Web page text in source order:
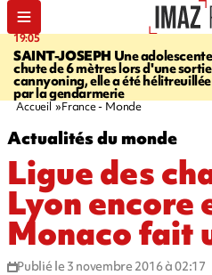
19:05
SAINT-JOSEPH Une adolescente
chute de 6 mètres lors d'une sortie
cannyoning, elle a été hélitreuillée
par la gendarmerie
Accueil France - Monde
Actualités du monde
Ligue des
Lyon encore
Monaco fait
Publié le 3 novembre 2016 à 02:17